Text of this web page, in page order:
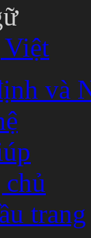
và
trang